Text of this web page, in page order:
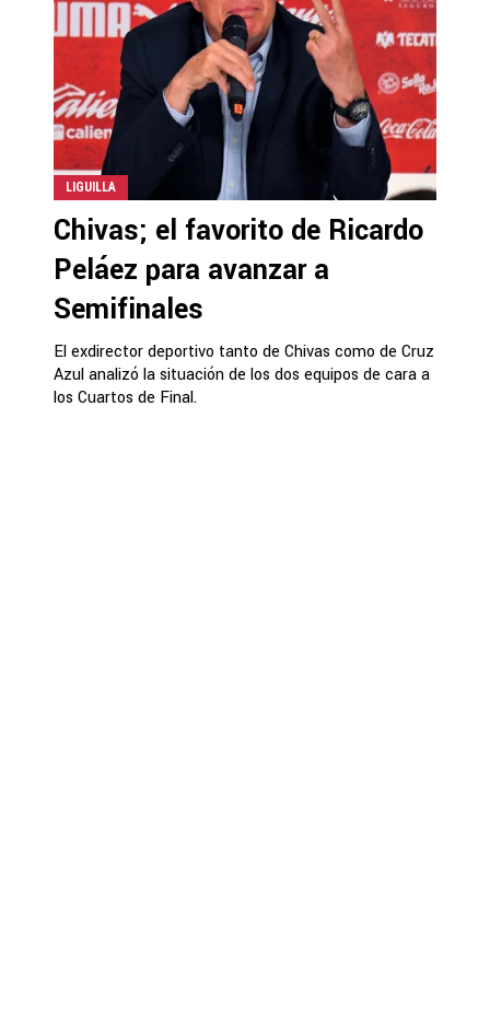
LIGUILLA
Chivas; el favorito de Ricardo
Peláez para avanzar a
Semifinales
El exdirector deportivo tanto de Chivas como de Cruz
Azul analizó la situación de los dos equipos de cara a
los Cuartos de Final.